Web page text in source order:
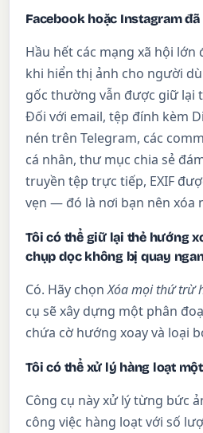
Facebook hoặc Instagram đã
Hầu hết các mạng xã hội lớn
khi hiển thị ảnh cho người
gốc thường vẫn được giữ lại
Đối với email, tệp đính kèm
nén trên Telegram, các
cá nhân, thư mục chia sẻ
truyền tệp trực tiếp, EXIF
vẹn — đó là nơi bạn nên xóa
Tôi có thể giữ lại thẻ hướng
chụp dọc không bị quay
Có. Hãy chọnXóa mọi thứ trừ
cụ sẽ xây dựng một phân
chứa cờ hướng xoay và loại
Tôi có thể xử lý hàng loạt
Công cụ này xử lý từng bức
công việc hàng loạt với số